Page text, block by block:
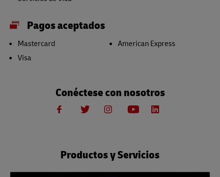
Pagos aceptados
Mastercard
Visa
American Express
Conéctese con nosotros
Productos y Servicios